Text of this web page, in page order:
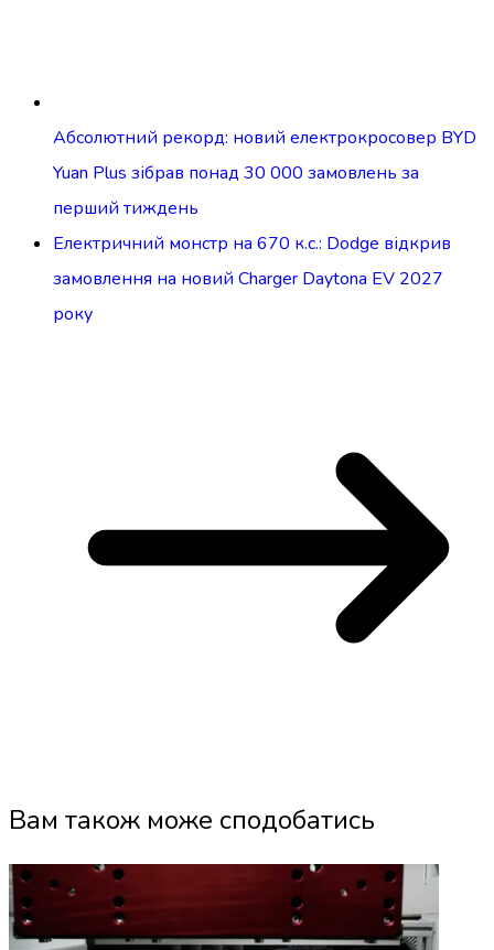
Абсолютний рекорд: новий електрокросовер BYD
Yuan Plus зібрав понад 30 000 замовлень за
перший тиждень
Електричний монстр на 670 к.с.: Dodge відкрив
замовлення на новий Charger Daytona EV 2027
року
Вам також може сподобатись